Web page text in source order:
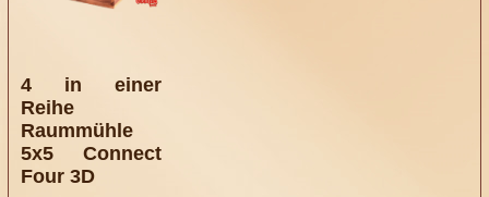
4 in einer
Reihe
Raummühle
5x5 Connect
Four 3D